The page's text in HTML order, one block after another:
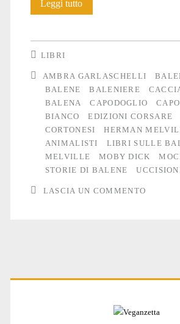
Leggi tuttoLibri:
vera
storia
LIBRI
AMBRA GARLASCHELLI
BALENE
BALENIERE
BALENA
CAPODOGLIO
BIANCO
EDIZIONI CORSARE
CORTONESI
HERMAN
ANIMALISTI
LIBRI SULLE
MELVILLE
MOBY DICK
STORIE DI BALENE
LASCIA UN COMMENTO
Primary